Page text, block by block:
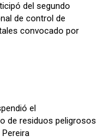
del segundo
de control de
convocado por
el
de residuos peligrosos